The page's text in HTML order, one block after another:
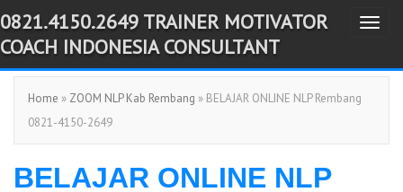
-->
T
g
e
0821.4150.2649 TRAINER MOTIVATOR
COACH INDONESIA CONSULTANT
Home » ZOOM NLP Kab Rembang » BELAJAR ONLINE NLP Rembang
0821-4150-2649
BELAJAR ONLINE NLP